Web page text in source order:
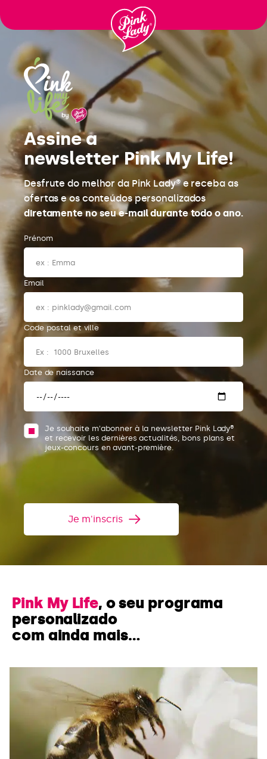
au
contenu
Assine a
newsletter Pink My Life!
Desfrute do melhor da Pink Lady® e receba as
ofertas e os conteúdos personalizados
diretamente no seu e-mail durante todo o ano.
Email
Je souhaite m'abonner à la newsletter Pink Lady®
et recevoir les dernières actualités, bons plans et
jeux-concours en avant-première.
Prénom
Code postal et ville
Date de naissance
Je m'inscris
Pink My Life, o seu programa
personalizado
com ainda mais…